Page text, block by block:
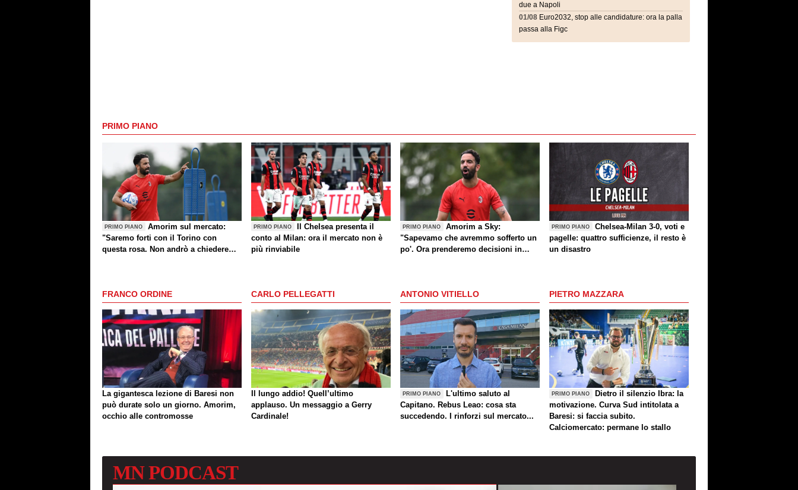
due a Napoli
01/08 Euro2032, stop alle candidature: ora la palla
passa alla Figc
PRIMO PIANO
PRIMO PIANO
Amorim sul mercato:
"Saremo forti con il Torino con
questa rosa. Non andrò a chiedere
PRIMO PIANO
Il Chelsea presenta il
conto al Milan: ora il mercato non è
più rinviabile
PRIMO PIANO
Amorim a Sky:
"Sapevamo che avremmo sofferto un
po'. Ora prenderemo decisioni in
PRIMO PIANO
Chelsea-Milan 3-0, voti e
pagelle: quattro sufficienze, il resto è
un disastro
FRANCO ORDINE
La gigantesca lezione di Baresi non
può durate solo un giorno. Amorim,
occhio alle contromosse
CARLO PELLEGATTI
Il lungo addio! Quell’ultimo
applauso. Un messaggio a Gerry
Cardinale!
ANTONIO VITIELLO
PRIMO PIANO
L'ultimo saluto al
Capitano. Rebus Leao: cosa sta
succedendo. I rinforzi sul mercato...
PIETRO MAZZARA
PRIMO PIANO
Dietro il silenzio Ibra: la
motivazione. Curva Sud intitolata a
Baresi: si faccia subito.
Calciomercato: permane lo stallo
MNPODCAST